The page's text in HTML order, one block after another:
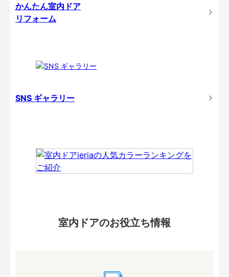
かんたん室内ドア
リフォーム
SNS ギャラリー
室内ドアのお役立ち情報